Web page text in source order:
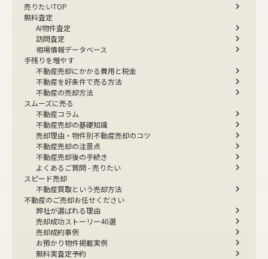
売りたいTOP
無料査定
AI物件査定
訪問査定
相場情報データベース
手残りを増やす
不動産売却にかかる費用と税金
不動産を好条件で売る方法
不動産の売却方法
スムーズに売る
不動産コラム
不動産売却の基礎知識
売却理由・物件別不動産売却のコツ
不動産売却の注意点
不動産売却後の手続き
よくあるご質問 - 売りたい
スピード売却
不動産買取という売却方法
不動産のご売却お任せください
弊社が選ばれる理由
売却成功ストーリー40選
売却成約事例
お預かり物件掲載実例
無料実査定予約